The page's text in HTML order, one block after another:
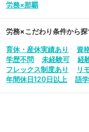
労務×那覇
労務×こだわり条件から探
育休・産休実績あり 資
学歴不問
未経験可 経
フレックス制度あり
リ
年間休日120日以上
語